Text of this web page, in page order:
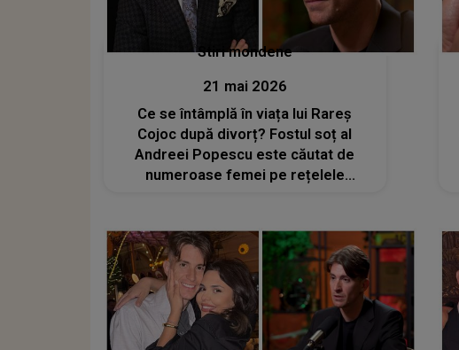
Stiri mondene
21 mai 2026
Ce se întâmplă în viața lui Rareș
Cojoc după divorț? Fostul soț al
Andreei Popescu este căutat de
numeroase femei pe rețelele
cu mine, nu cred că...”